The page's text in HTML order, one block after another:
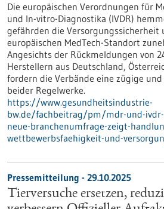
Die europäischen Verordnungen für
und In-vitro-Diagnostika (IVDR)
gefährden die Versorgungssicherheit
europäischen MedTech-Standort
Angesichts der Rückmeldungen von
Herstellern aus Deutschland,
fordern die Verbände eine zügige
beider Regelwerke.
https://www.gesundheitsindustrie-
bw.de/fachbeitrag/pm/mdr-und-
neue-branchenumfrage-zeigt-
wettbewerbsfaehigkeit-und-
Pressemitteilung - 29.10.2025
Tierversuche ersetzen,